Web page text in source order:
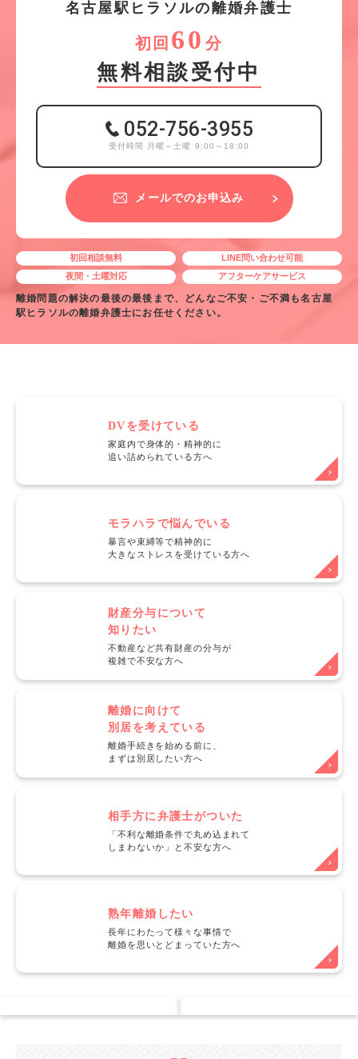
名 古 屋駅 ヒ ラ ソ ルの離婚弁護士
初回 60 分
無料相談受付中
052-756-3955
受付時間 月曜～土曜 9:00～18:00
メールでのお申込み
初回相談無料
LINE問い合わせ可能
夜間・土曜対応
アフターケアサービス
離婚問題の解決の最後の最後まで、どんなご不安・ご不満も名古屋
駅ヒラソルの離婚弁護士にお任せください。
DVを受けている
家庭内で身体的・精神的に
追い詰められている方へ
モラハラで悩んでいる
暴言や束縛等で精神的に
大きなストレスを受けている方へ
財産分与について
知りたい
不動産など共有財産の分与が
複雑で不安な方へ
離婚に向けて
別居を考えている
離婚手続きを始める前に、
まずは別居したい方へ
相手方に弁護士がついた
「不利な離婚条件で丸め込まれて
しまわないか」と不安な方へ
熟年離婚したい
長年にわたって様々な事情で
離婚を思いとどまっていた方へ